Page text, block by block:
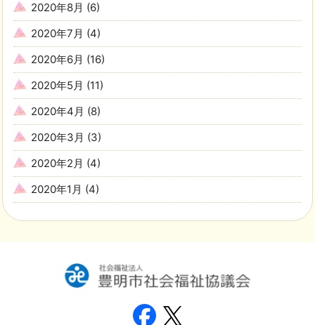
2020年8月 (6)
2020年7月 (4)
2020年6月 (16)
2020年5月 (11)
2020年4月 (8)
2020年3月 (3)
2020年2月 (4)
2020年1月 (4)